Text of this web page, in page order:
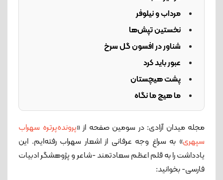
مرداب و نیلوفر
نخستین تپش‌ها
شناور در افسون گل سرخ
عبور باید کرد
پشت هیچستان
ما هیچ ما نگاه
مجله میدان آزادی: در سومین صفحه از «پرونده‌پرتره سهراب
سپهری» به سراغ وجه عرفانی از اشعار سهراب رفته‌ایم. این
یادداشت را به قلم اعظم سعادتمند -شاعر و پژوهشگر ادبیات
فارسی- بخوانید: